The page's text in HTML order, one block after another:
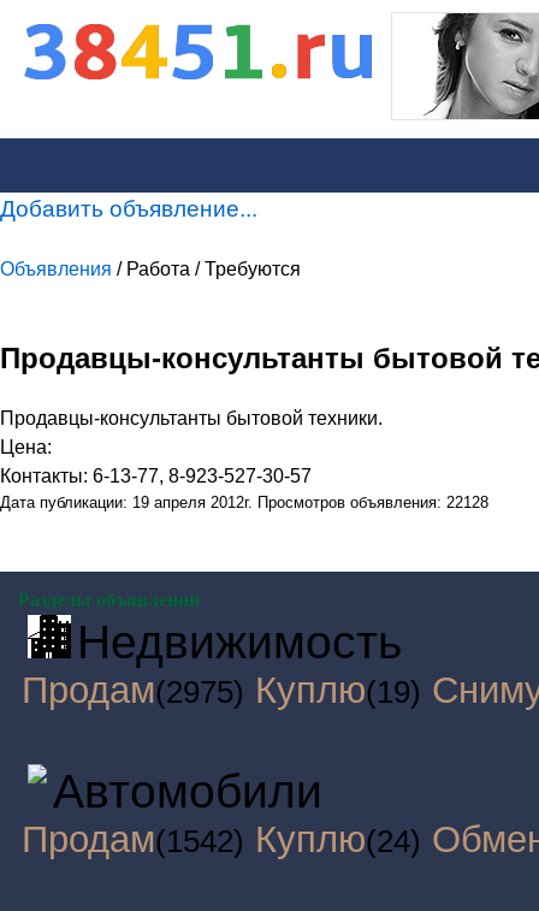
Добавить объявление...
Объявления / Работа / Требуются
Продавцы-консультанты бытовой
Продавцы-консультанты бытовой техники.
Цена:
Контакты: 6-13-77, 8-923-527-30-57
Дата публикации: 19 апреля 2012г. Просмотров объявления: 22128
Разделы объявлений
Недвижимость
Продам(2975) Куплю(19)
Автомобили
Продам(1542) Куплю(24)